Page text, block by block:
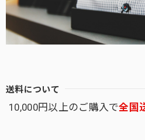
送料について
10,000円以上のご購入で全国